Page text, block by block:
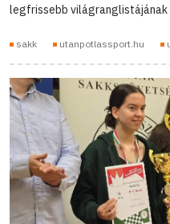
legfrissebb világranglistájának
sakk utanpotlassport.hu